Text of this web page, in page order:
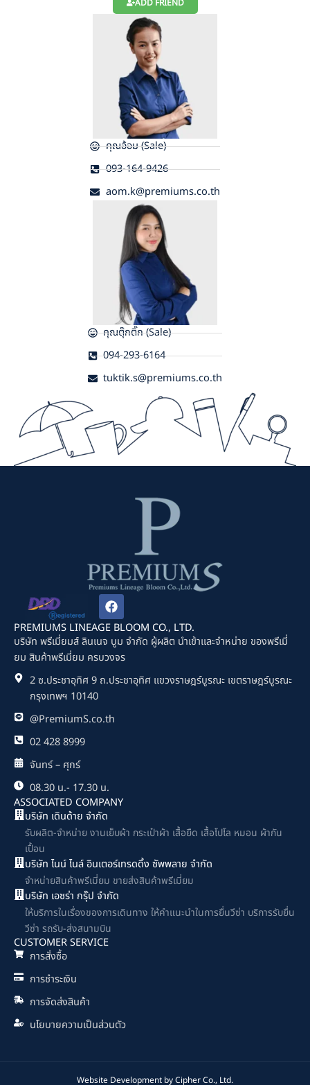
ADD FRIEND
คุณอ้อม (Sale)
093-164-9426
aom.k@premiums.co.th
คุณตุ๊กติ๊ก (Sale)
094-293-6164
tuktik.s@premiums.co.th
F
a
c
e
b
o
o
k
PREMIUMS LINEAGE BLOOM CO., LTD.
บริษัท พรีเมี่ยมส์ ลินเนจ บูม จำกัด ผู้ผลิต นำเข้าและจำหน่าย ของพรีเมี่
ยม สินค้าพรีเมี่ยม ครบวงจร
2 ซ.ประชาอุทิศ 9 ถ.ประชาอุทิศ แขวงราษฎร์บูรณะ เขตราษฎร์บูรณะ
กรุงเทพฯ 10140
@PremiumS.co.th
02 428 8999
จันทร์ – ศุกร์
08.30 น.- 17.30 น.
ASSOCIATED COMPANY
บริษัท เดินด้าย จำกัด
รับผลิต-จำหน่าย งานเย็บผ้า กระเป๋าผ้า เสื้อยืด เสื้อโปโล หมอน ผ้ากัน
เปื้อน
บริษัท ไนน์ ไนล์ อินเตอร์เทรดดิ้ง ซัพพลาย จำกัด
จำหน่ายสินค้าพรีเมี่ยม ขายส่งสินค้าพรีเมี่ยม
บริษัท เอซร่า กรุ๊ป จำกัด
ให้บริการในเรื่องของการเดินทาง ให้คำแนะนำในการยื่นวีซ่า บริการรับยื่น
วีซ่า รถรับ-ส่งสนามบิน
CUSTOMER SERVICE
การสั่งซื้อ
การชำระเงิน
การจัดส่งสินค้า
นโยบายความเป็นส่วนตัว
Website Development byCipher Co., Ltd.